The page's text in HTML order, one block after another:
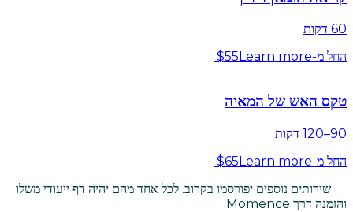
60 דקות
החל מ-$55Learn more
טקס האש של המאיה
90–120 דקות
החל מ-$65Learn more
שירותים נוספים יפורסמו בקרוב. לכל אחד מהם יהיה דף ייעודי משלו
והזמנה דרך Momence.